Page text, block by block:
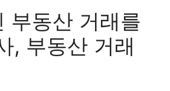
부동산 거래를
, 부동산 거래